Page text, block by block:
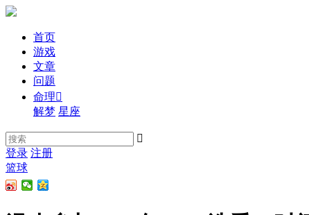
首页
游戏
文章
问题
命理
解梦 星座

登录 注册
篮球